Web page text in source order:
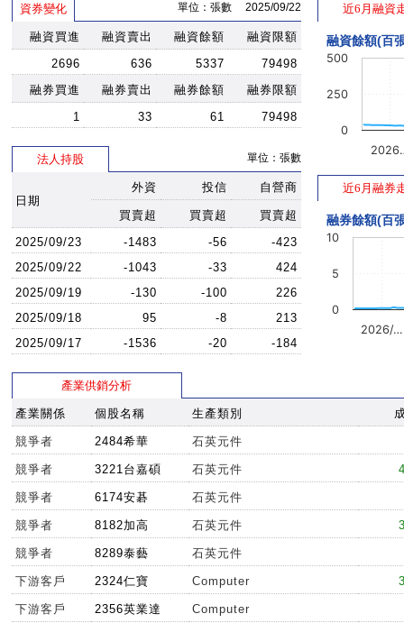
資券變化 單位：張數 2025/09/22
融資買進 融資賣出 融資餘額
融資限額
2696
636 5337
79498
融券買進
融券賣出 融券餘額
融券限額
1
33 61 79498
法人持股 單位：張數
日期
外資 投信 自營商
買賣超 買賣超
買賣超
2025/09/23
-1483 -56
-423
2025/09/22
-1043 -33
424
2025/09/19
-130 -100
226
2025/09/18
95 -8
213
2025/09/17
-1536 -20 -184
近6月融資
融資餘額(百
0
250
500
近6月融券
融券餘額(百
2026/…
0
5
10
產業供銷分析
產業關係 個股名稱 生產類別
競爭者 2484希華 石英元件
競爭者 3221台嘉碩 石英元件
競爭者 6174安碁 石英元件
競爭者 8182加高 石英元件
競爭者 8289泰藝 石英元件
下游客戶 2324仁寶 Computer
下游客戶 2356英業達 Computer